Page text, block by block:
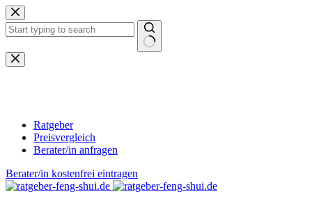
Zum
Inhalt
springen
Keine
Ergebnisse
Ratgeber
Preisvergleich
Berater/in anfragen
Berater/in kostenfrei eintragen